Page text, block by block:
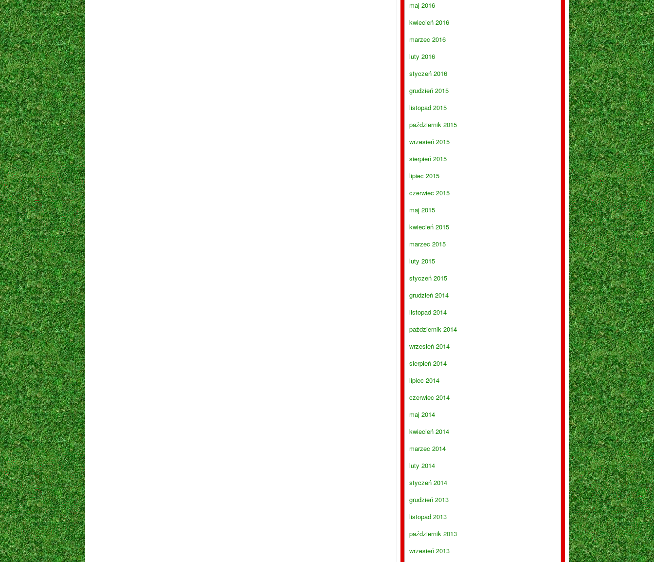
maj 2016
kwiecień 2016
marzec 2016
luty 2016
styczeń 2016
grudzień 2015
listopad 2015
październik 2015
wrzesień 2015
sierpień 2015
lipiec 2015
czerwiec 2015
maj 2015
kwiecień 2015
marzec 2015
luty 2015
styczeń 2015
grudzień 2014
listopad 2014
październik 2014
wrzesień 2014
sierpień 2014
lipiec 2014
czerwiec 2014
maj 2014
kwiecień 2014
marzec 2014
luty 2014
styczeń 2014
grudzień 2013
listopad 2013
październik 2013
wrzesień 2013